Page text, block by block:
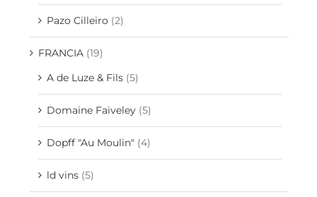
Pazo Cilleiro (2)
FRANCIA (19)
A de Luze & Fils (5)
Domaine Faiveley (5)
Dopff "Au Moulin" (4)
ld vins (5)